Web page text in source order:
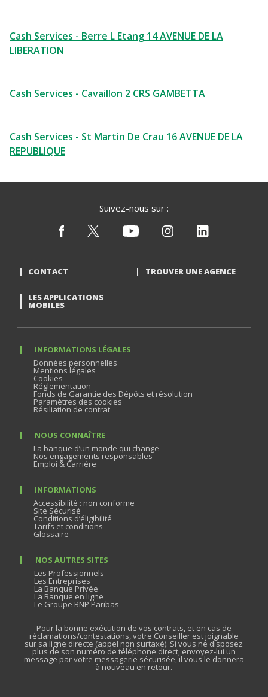
Cash Services - Berre L Etang 14 AVENUE DE LA
LIBERATION
Cash Services - Cavaillon 2 CRS GAMBETTA
Cash Services - St Martin De Crau 16 AVENUE DE LA
REPUBLIQUE
Suivez-nous sur :
CONTACT TROUVER UNE AGENCE
LES APPLICATIONS
MOBILES
INFORMATIONS LÉGALES
Données personnelles
Mentions légales
Cookies
Réglementation
Fonds de Garantie des Dépôts et résolution
Paramètres des cookies
Résiliation de contrat
NOUS CONNAÎTRE
La banque d’un monde qui change
Nos engagements responsables
Emploi & Carrière
INFORMATIONS
Accessibilité : non conforme
Site Sécurisé
Conditions d’éligibilité
Tarifs et conditions
Glossaire
NOS AUTRES SITES
Les Professionnels
Les Entreprises
La Banque Privée
La Banque en ligne
Le Groupe BNP Paribas
Pour la bonne exécution de vos contrats, et en cas de
réclamations/contestations, votre Conseiller est joignable
sur sa ligne directe (appel non surtaxé). Si vous ne disposez
plus de son numéro de téléphone direct, envoyez-lui un
message par votre messagerie sécurisée, il vous le donnera
à nouveau en retour.